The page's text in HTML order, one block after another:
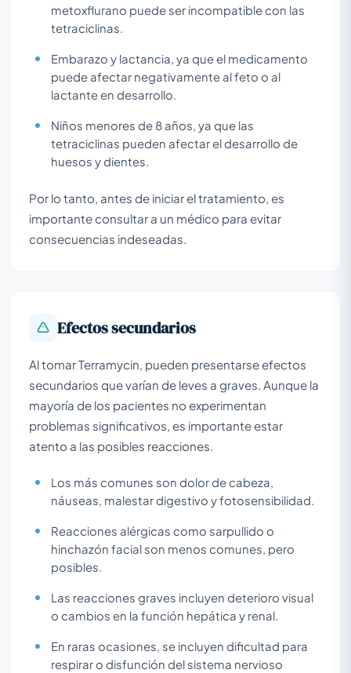
metoxflurano puede ser incompatible con las
tetraciclinas.
Embarazo y lactancia, ya que el medicamento
puede afectar negativamente al feto o al
lactante en desarrollo.
Niños menores de 8 años, ya que las
tetraciclinas pueden afectar el desarrollo de
huesos y dientes.
Por lo tanto, antes de iniciar el tratamiento, es
importante consultar a un médico para evitar
consecuencias indeseadas.
Efectos secundarios
Al tomar Terramycin, pueden presentarse efectos
secundarios que varían de leves a graves. Aunque la
mayoría de los pacientes no experimentan
problemas significativos, es importante estar
atento a las posibles reacciones.
Los más comunes son dolor de cabeza,
náuseas, malestar digestivo y fotosensibilidad.
Reacciones alérgicas como sarpullido o
hinchazón facial son menos comunes, pero
posibles.
Las reacciones graves incluyen deterioro visual
o cambios en la función hepática y renal.
En raras ocasiones, se incluyen dificultad para
respirar o disfunción del sistema nervioso